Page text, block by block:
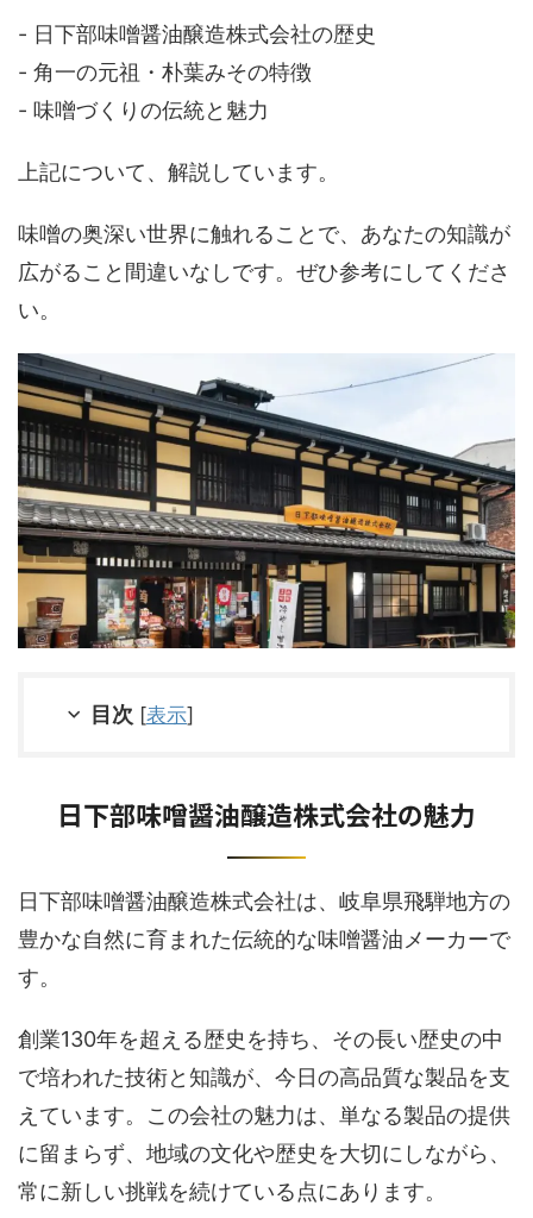
- 日下部味噌醤油醸造株式会社の歴史
- 角一の元祖・朴葉みその特徴
- 味噌づくりの伝統と魅力
上記について、解説しています。
味噌の奥深い世界に触れることで、あなたの知識が
広がること間違いなしです。ぜひ参考にしてくださ
い。
目次 [表示]
日下部味噌醤油醸造株式会社の魅力
日下部味噌醤油醸造株式会社は、岐阜県飛騨地方の
豊かな自然に育まれた伝統的な味噌醤油メーカーで
す。
創業130年を超える歴史を持ち、その長い歴史の中
で培われた技術と知識が、今日の高品質な製品を支
えています。この会社の魅力は、単なる製品の提供
に留まらず、地域の文化や歴史を大切にしながら、
常に新しい挑戦を続けている点にあります。